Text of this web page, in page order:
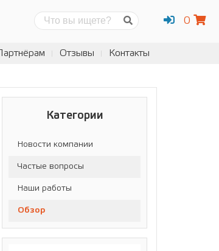
0
Партнёрам Отзывы Контакты
Категории
Новости компании
Частые вопросы
Наши работы
Обзор